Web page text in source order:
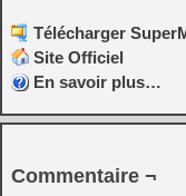
Télécharger
Site Officiel
En savoir plus…
Commentaire ¬